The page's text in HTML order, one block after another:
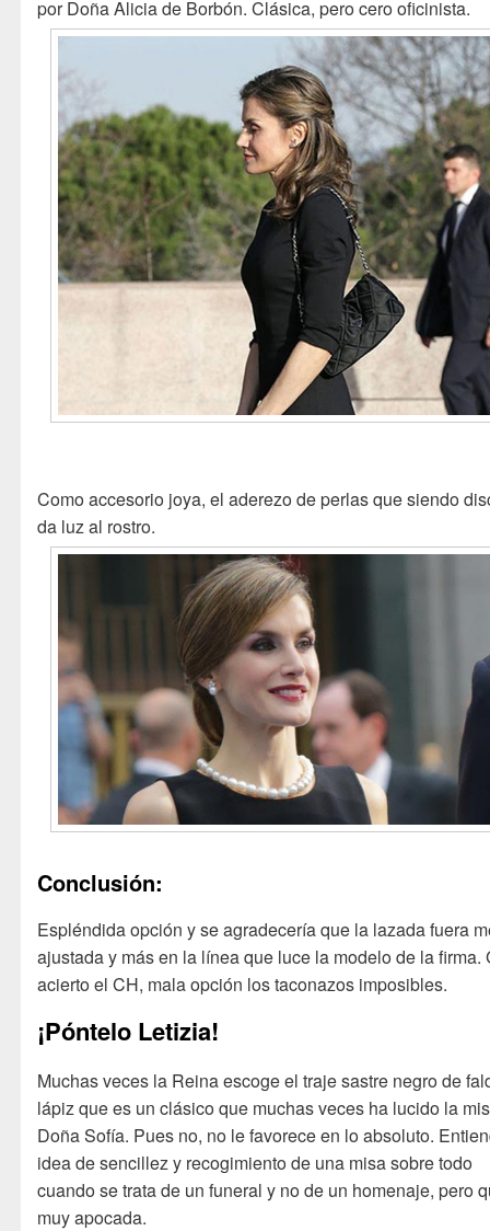
por Doña Alicia de Borbón. Clásica, pero cero oficinista.
Como accesorio joya, el aderezo de perlas que siendo
da luz al rostro.
Conclusión:
Espléndida opción y se agradecería que la lazada fuera
ajustada y más en la línea que luce la modelo de la firma.
acierto el CH, mala opción los taconazos imposibles.
¡Póntelo Letizia!
Muchas veces la Reina escoge el traje sastre negro de
lápiz que es un clásico que muchas veces ha lucido la
Doña Sofía. Pues no, no le favorece en lo absoluto.
idea de sencillez y recogimiento de una misa sobre todo
cuando se trata de un funeral y no de un homenaje, pero
muy apocada.